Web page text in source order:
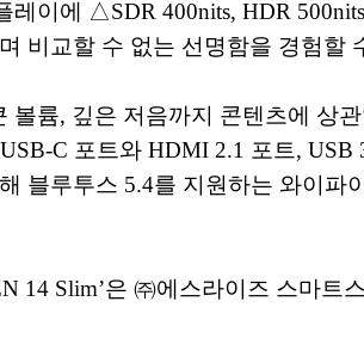
레이에 △SDR 400nits, HDR
비교할 수 없는 선명함을 경험할
륨, 깊은 저음까지 콘텐츠에 상
C 포트와 HDMI 2.1 포트, USB
블루투스 5.4를 지원하는 와이파
14 Slim’은 ㈜에스라이즈 스마트